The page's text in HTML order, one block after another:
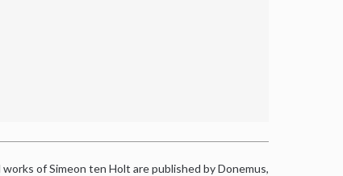
works of Simeon ten Holt are published by Donemus,